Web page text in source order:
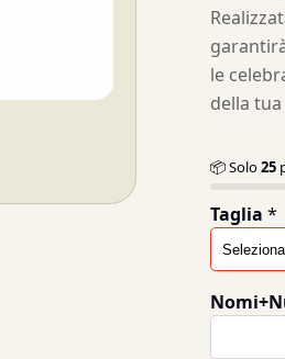
le
della
📦 Solo25
Taglia *